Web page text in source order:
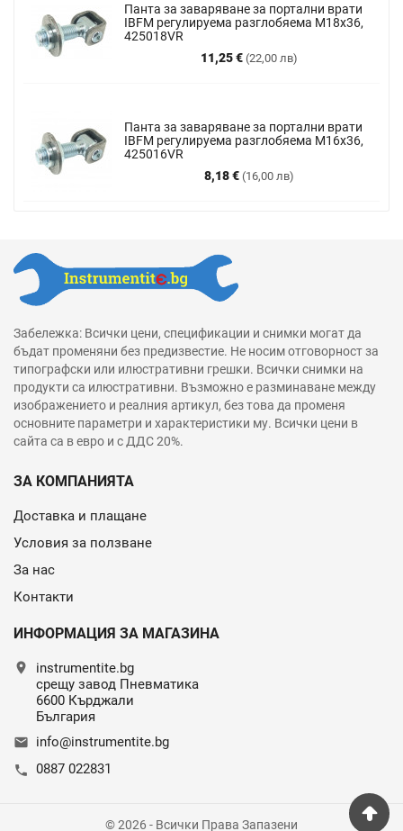
Панта за заваряване за портални врати
IBFM регулируема разглобяема M18x36,
425018VR
11,25 € (22,00 лв)
Цена
Панта за заваряване за портални врати
IBFM регулируема разглобяема М16х36,
425016VR
8,18 € (16,00 лв)
Цена
Забележка: Всички цени, спецификации и снимки могат да
бъдат променяни без предизвестие. Не носим отговорност за
типографски или илюстративни грешки. Всички снимки на
продукти са илюстративни. Възможно е разминаване между
изображението и реалния артикул, без това да променя
основните параметри и характеристики му. Всички цени в
сайта са в евро и с ДДС 20%.
ЗА КОМПАНИЯТА
Доставка и плащане
Условия за ползване
За нас
Контакти
ИНФОРМАЦИЯ ЗА МАГАЗИНА
location_on
instrumentite.bg
срещу завод Пневматика
6600 Кърджали
България
email info@instrumentite.bg
call 0887 022831
© 2026 - Всички Права Запазени